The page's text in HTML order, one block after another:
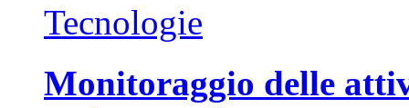
Tecnologie
Monitoraggio delle